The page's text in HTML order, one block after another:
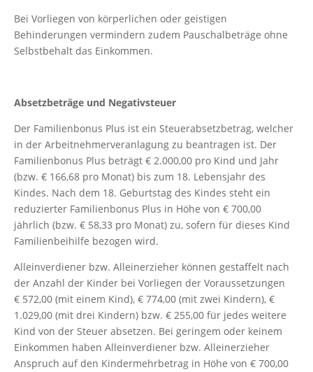
Bei Vorliegen von körperlichen oder geistigen
Behinderungen vermindern zudem Pauschalbeträge ohne
Selbstbehalt das Einkommen.
Absetzbeträge und Negativsteuer
Der Familienbonus Plus ist ein Steuerabsetzbetrag, welcher
in der Arbeitnehmerveranlagung zu beantragen ist. Der
Familienbonus Plus beträgt € 2.000,00 pro Kind und Jahr
(bzw. € 166,68 pro Monat) bis zum 18. Lebensjahr des
Kindes. Nach dem 18. Geburtstag des Kindes steht ein
reduzierter Familienbonus Plus in Höhe von € 700,00
jährlich (bzw. € 58,33 pro Monat) zu, sofern für dieses Kind
Familienbeihilfe bezogen wird.
Alleinverdiener bzw. Alleinerzieher können gestaffelt nach
der Anzahl der Kinder bei Vorliegen der Voraussetzungen
€ 572,00 (mit einem Kind), € 774,00 (mit zwei Kindern), €
1.029,00 (mit drei Kindern) bzw. € 255,00 für jedes weitere
Kind von der Steuer absetzen. Bei geringem oder keinem
Einkommen haben Alleinverdiener bzw. Alleinerzieher
Anspruch auf den Kindermehrbetrag in Höhe von € 700,00